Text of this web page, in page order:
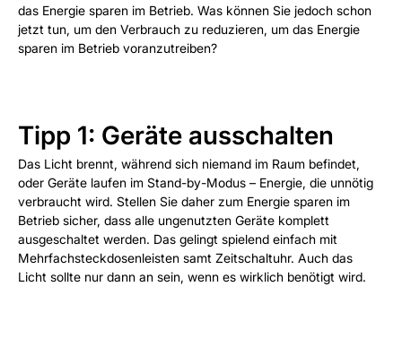
das Energie sparen im Betrieb. Was können Sie jedoch schon
jetzt tun, um den Verbrauch zu reduzieren, um das Energie
sparen im Betrieb voranzutreiben?
Tipp 1: Geräte ausschalten
Das Licht brennt, während sich niemand im Raum befindet,
oder Geräte laufen im Stand-by-Modus – Energie, die unnötig
verbraucht wird. Stellen Sie daher zum Energie sparen im
Betrieb sicher, dass alle ungenutzten Geräte komplett
ausgeschaltet werden. Das gelingt spielend einfach mit
Mehrfachsteckdosenleisten samt Zeitschaltuhr. Auch das
Licht sollte nur dann an sein, wenn es wirklich benötigt wird.